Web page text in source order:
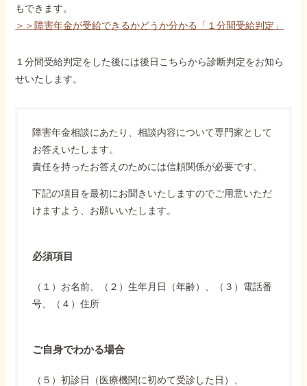
もできます。
＞＞障害年金が受給できるかどうか分かる「１分間受給判定」
１分間受給判定をした後には後日こちらから診断判定をお知ら
せいたします。
障害年金相談にあたり、相談内容について専門家として
お答えいたします。
責任を持ったお答えのためには信頼関係が必要です。
下記の項目を最初にお聞きいたしますのでご用意いただ
けますよう、お願いいたします。
必須項目
（１）お名前、（２）生年月日（年齢）、（３）電話番
号、（４）住所
ご自身でわかる場合
（５）初診日（医療機関に初めて受診した日）、